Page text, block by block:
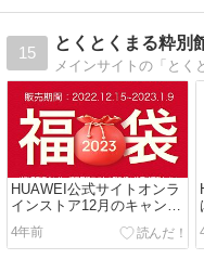
15
とくとくまる粋別
HUAWEI公式サイトオンラ
インストア12月のキャンペ
ーン
4年前